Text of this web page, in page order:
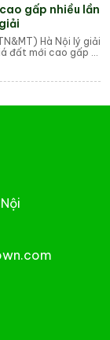
gấp nhiều lần
Hà Nội lý giải
đất mới cao gấp 2